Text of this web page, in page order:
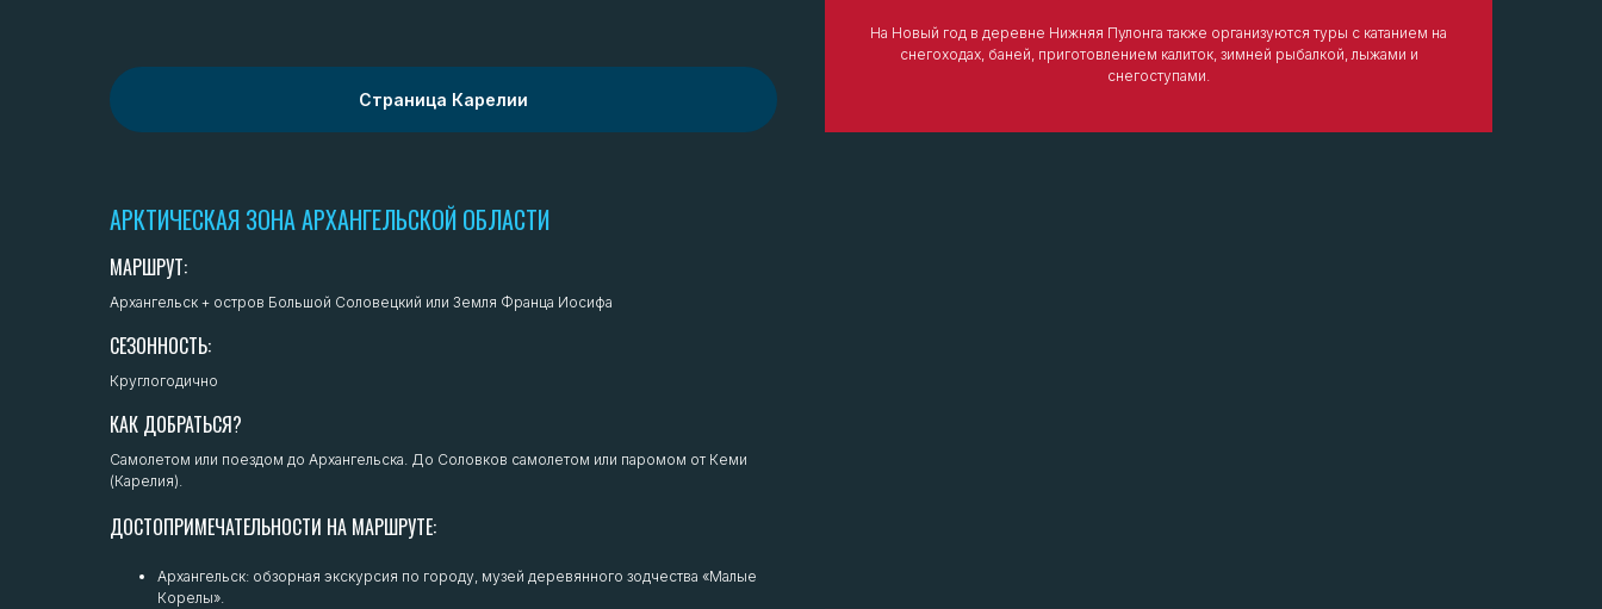
На Новый год в деревне Нижняя Пулонга также организуются туры с катанием на
снегоходах, баней, приготовлением калиток, зимней рыбалкой, лыжами и
снегоступами.
Страница Карелии
АРКТИЧЕСКАЯ ЗОНА АРХАНГЕЛЬСКОЙ ОБЛАСТИ
МАРШРУТ:
Архангельск + остров Большой Соловецкий или Земля Франца Иосифа
СЕЗОННОСТЬ:
Круглогодично
КАК ДОБРАТЬСЯ?
Самолетом или поездом до Архангельска. До Соловков самолетом или паромом от Кеми
(Карелия).
ДОСТОПРИМЕЧАТЕЛЬНОСТИ НА МАРШРУТЕ:
Архангельск: обзорная экскурсия по городу, музей деревянного зодчества «Малые
Корелы».